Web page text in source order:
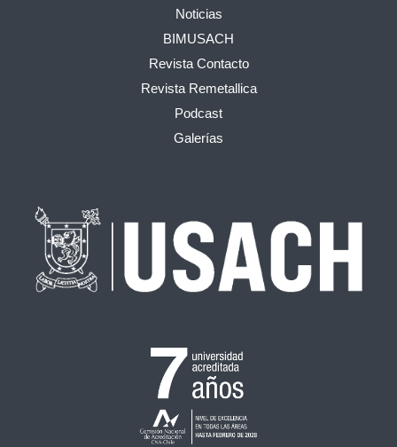
Noticias
BIMUSACH
Revista Contacto
Revista Remetallica
Podcast
Galerías